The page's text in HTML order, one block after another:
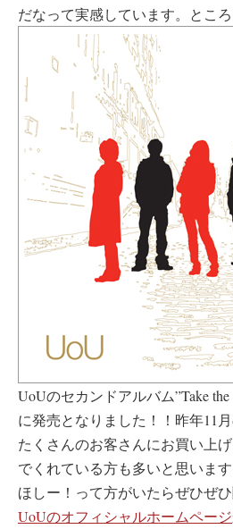
だなって実感しています。ところ
UoUのセカンドアルバム”Take
に発売となりました！！昨年11
たくさんのお客さんにお買い上
でくれている方も多いと思いま
ほしー！って方がいたらぜひぜひ
UoUのオフィシャルホームページ